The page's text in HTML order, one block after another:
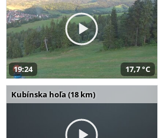
19:24 17,7 °C
Kubínska hoľa (18 km)